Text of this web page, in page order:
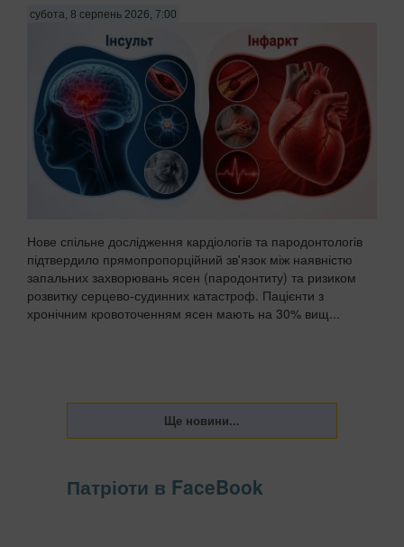
субота, 8 серпень 2026, 7:00
Нове спільне дослідження кардіологів та пародонтологів
підтвердило прямопропорційний зв'язок між наявністю
запальних захворювань ясен (пародонтиту) та ризиком
розвитку серцево-судинних катастроф. Пацієнти з
хронічним кровоточенням ясен мають на 30% вищ...
Патріоти в FaceBook